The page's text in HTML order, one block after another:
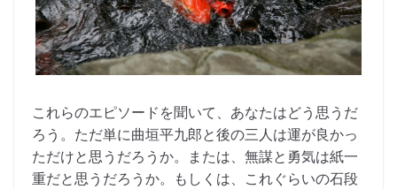
これらのエピソードを聞いて、あなたはどう思うだ
ろう。ただ単に曲垣平九郎と後の三人は運が良かっ
ただけと思うだろうか。または、無謀と勇気は紙一
重だと思うだろうか。もしくは、これぐらいの石段